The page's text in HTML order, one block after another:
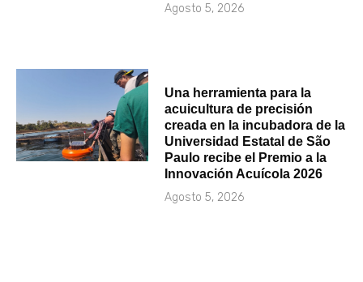
Agosto 5, 2026
Una herramienta para la
acuicultura de precisión
creada en la incubadora de la
Universidad Estatal de São
Paulo recibe el Premio a la
Innovación Acuícola 2026
Agosto 5, 2026